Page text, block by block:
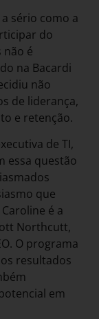
sério como a
do
não é
na Bacardi
não
de liderança,
e retenção.
de TI,
essa questão
que
é a
Northcutt,
O programa
resultados
em